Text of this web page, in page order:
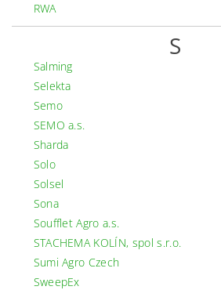
RWA
S
Salming
Selekta
Semo
SEMO a.s.
Sharda
Solo
Solsel
Sona
Soufflet Agro a.s.
STACHEMA KOLÍN, spol s.r.o.
Sumi Agro Czech
SweepEx